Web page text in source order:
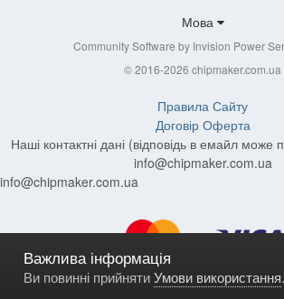
Мова
Community Software by Invision Power
© 2016-2026 chipmaker.com.ua
Важлива інформація
Ви повинні прийнятиУмови використання.
Правила Сайту
Договір Оферта
Наші контактні дані (відповідь в емайл
info@chipmaker.com.ua
info@chipmaker.com.ua